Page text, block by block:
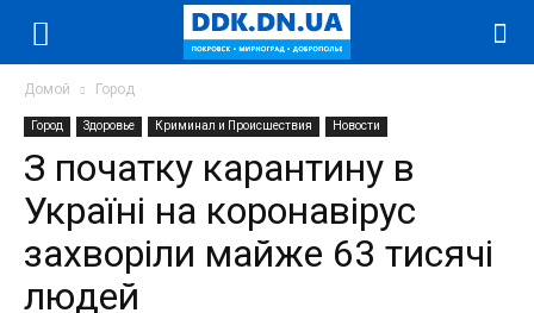
Домой Город
Город Здоровье Криминал и Происшествия Новости
З початку карантину в
Україні на коронавірус
захворіли майже 63 тисячі
людей